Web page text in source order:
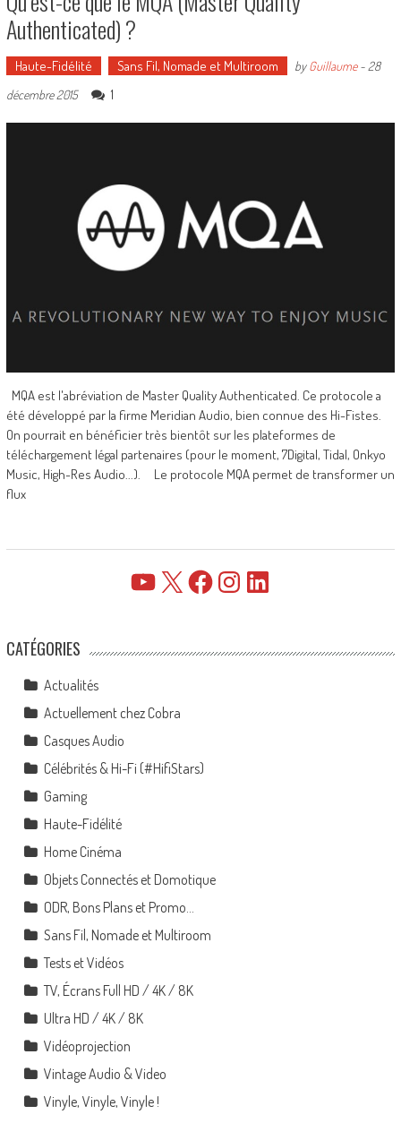
Authenticated) ?
Haute-Fidélité Sans Fil, Nomade et Multiroom byGuillaume- 28
décembre 2015
1
MQA est l'abréviation de Master Quality Authenticated. Ce protocole a
été développé par la firme Meridian Audio, bien connue des Hi-Fistes.
On pourrait en bénéficier très bientôt sur les plateformes de
téléchargement légal partenaires (pour le moment, 7Digital, Tidal, Onkyo
Music, High-Res Audio...). Le protocole MQA permet de transformer un
flux
YouTube FacebookInstagramLinkedIn
CATÉGORIES
Actualités
Actuellement chez Cobra
Casques Audio
Célébrités & Hi-Fi (#HifiStars)
Gaming
Haute-Fidélité
Home Cinéma
Objets Connectés et Domotique
ODR, Bons Plans et Promo…
Sans Fil, Nomade et Multiroom
Tests et Vidéos
TV, Écrans Full HD / 4K / 8K
Ultra HD / 4K / 8K
Vidéoprojection
Vintage Audio & Video
Vinyle, Vinyle, Vinyle !